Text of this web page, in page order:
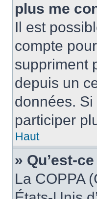
plus me
Il est
compte
suppriment
depuis un
données.
participer
Haut
» Qu’est-
La COPPA